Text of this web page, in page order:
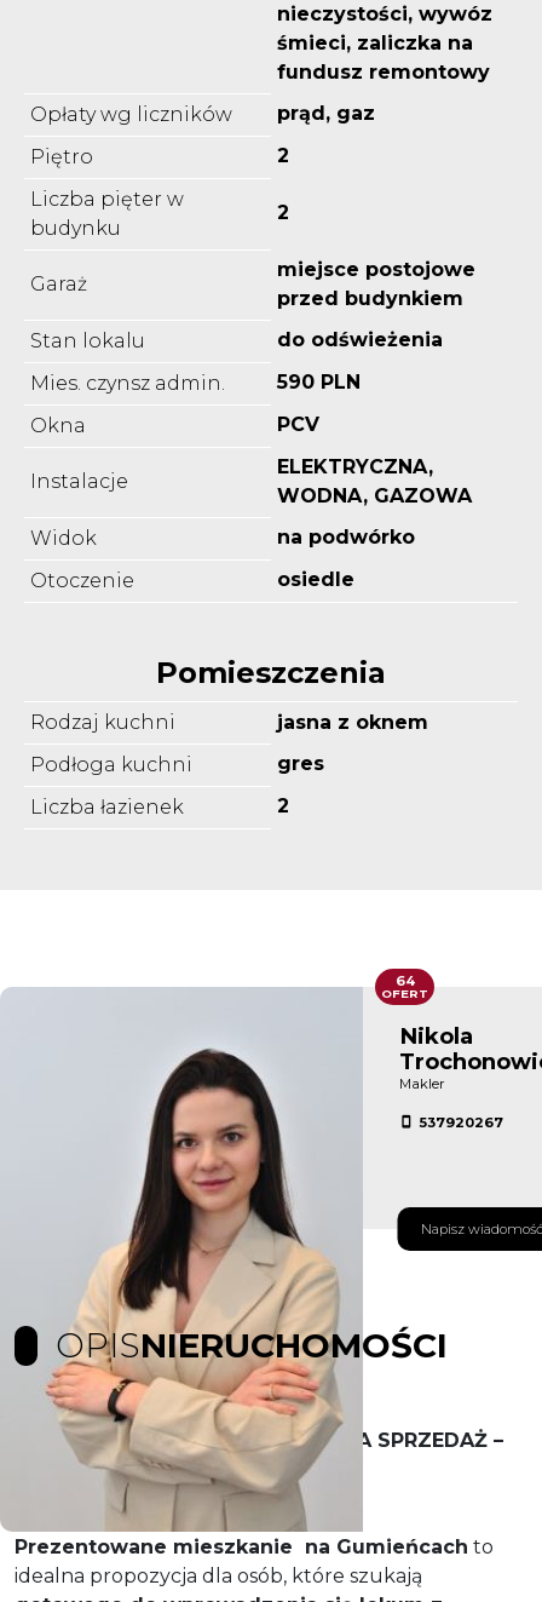
nieczystości, wywóz
śmieci, zaliczka na
fundusz remontowy
Opłaty wg liczników
prąd, gaz
Piętro
2
Liczba pięter w
budynku
2
Garaż
miejsce postojowe
przed budynkiem
Stan lokalu
do odświeżenia
Mies. czynsz admin.
590 PLN
Okna
PCV
Instalacje
ELEKTRYCZNA,
WODNA, GAZOWA
Widok
na podwórko
Otoczenie
osiedle
Pomieszczenia
Rodzaj kuchni
jasna z oknem
Podłoga kuchni
gres
Liczba łazienek
2
Nikola
Makler
537920267
Napisz wiadomość
64
OFERT
OPISNIERUCHOMOŚCI
DWUPOZIOMOWE MIESZKANIE NA SPRZEDAŻ –
GUMIEŃCE, SZCZECIN | 75 m² .
Prezentowane mieszkanie na Gumieńcach to
idealna propozycja dla osób, które szukają